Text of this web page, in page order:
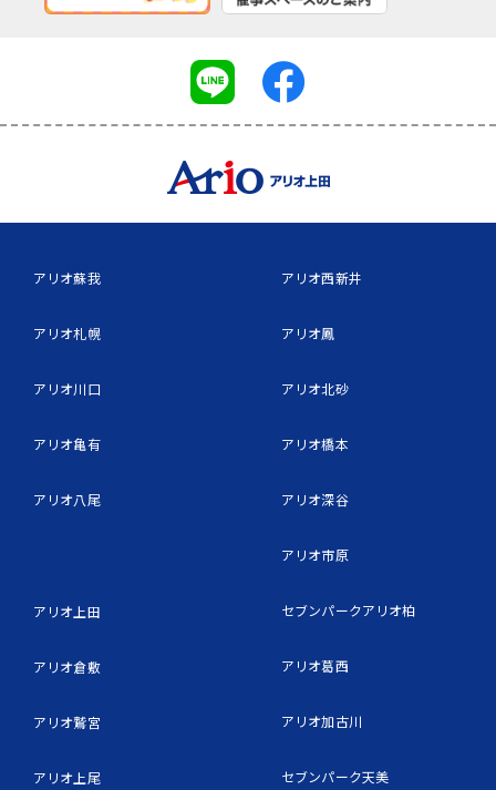
アリオ蘇我
アリオ札幌
アリオ川口
アリオ亀有
アリオ八尾
アリオ上田
アリオ倉敷
アリオ鷲宮
アリオ上尾
アリオ西新井
アリオ鳳
アリオ北砂
アリオ橋本
アリオ深谷
アリオ市原
セブンパークアリオ柏
アリオ葛西
アリオ加古川
セブンパーク天美